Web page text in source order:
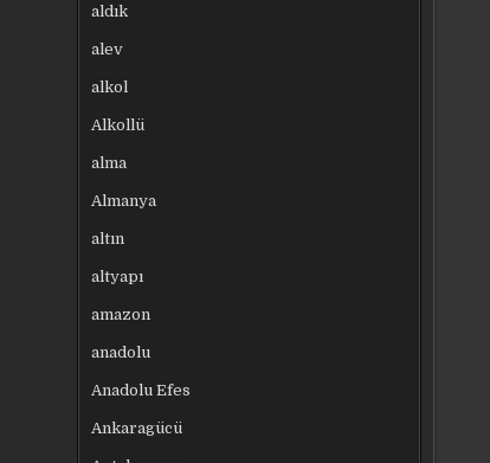
aldık
alev
alkol
Alkollü
alma
Almanya
altın
altyapı
amazon
anadolu
Anadolu Efes
Ankaragücü